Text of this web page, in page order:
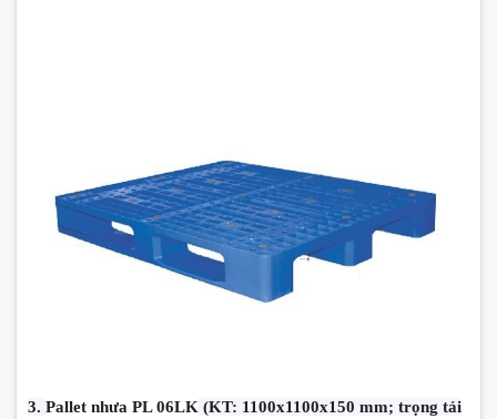
3. Pallet nhưa PL 06LK (KT: 1100x1100x150 mm; trọng tải